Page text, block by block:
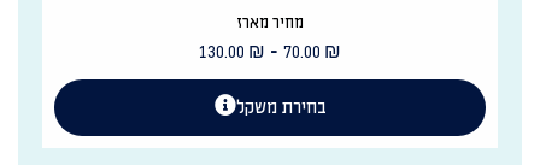
מחיר מארז
70.00 ₪
-
130.00 ₪
בחירת משקל